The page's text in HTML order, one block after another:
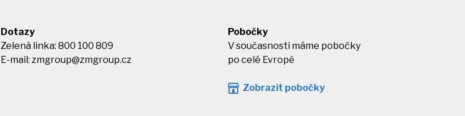
Dotazy
Zelená linka: 800 100 809
E-mail:zmgroup@zmgroup.cz
Pobočky
V současnosti máme pobočky
po celé Evropě
Zobrazit pobočky